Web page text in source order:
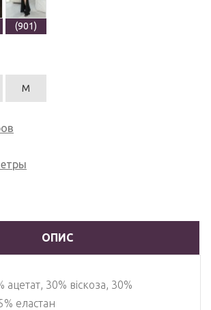
(901)
M
ОПИС
ацетат, 30% віскоза, 30%
еластан